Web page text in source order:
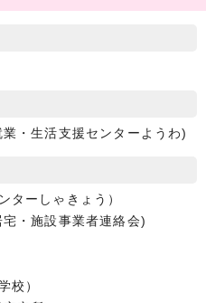
・生活支援センターようわ)
ーしゃきょう）
・施設事業者連絡会)
校）